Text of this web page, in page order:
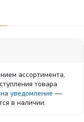
и
ассортимента,
товара
уведомление —
в наличии.